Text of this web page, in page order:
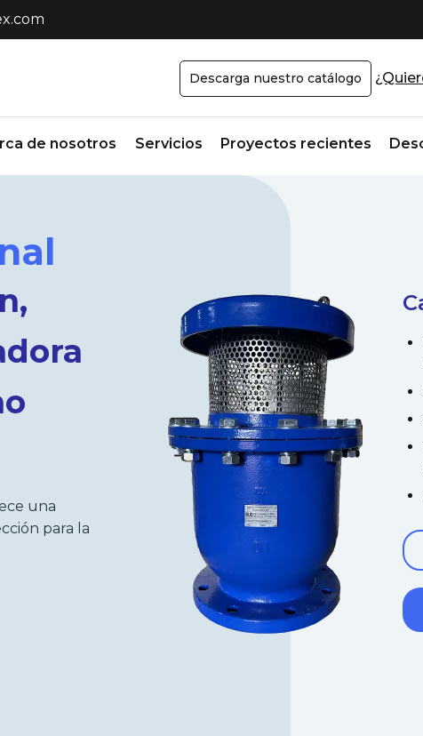
Descarga nuestro catálogo
de nosotros Servicios Proyectos recientes
una
para la